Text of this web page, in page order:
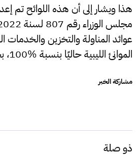
هذا ويشار إلى أن هذه اللوائح تم
عوائد المناولة والتخزين والخدمات
الموانئ الليبية حاليًا بنسبة 100‎%‎، بحسب الخطاب.
مشاركة الخبر
ذو صلة